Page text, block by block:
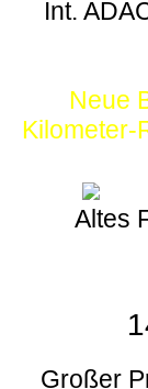
Int.
Neue
Kilometer-
Altes
Großer